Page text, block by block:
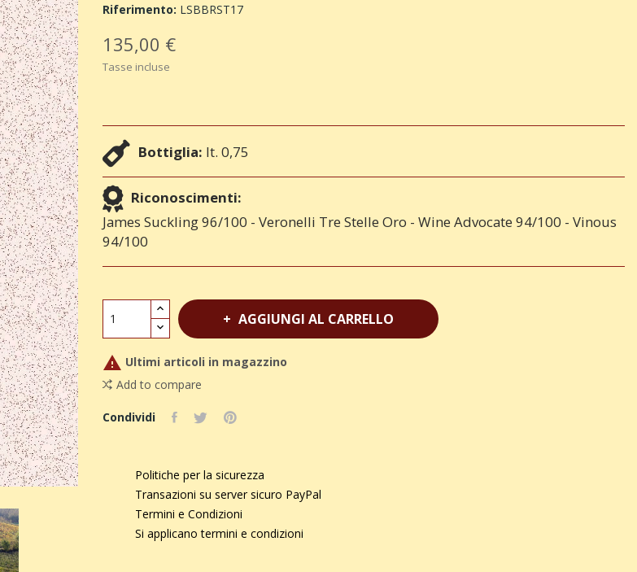
Riferimento: LSBBRST17
135,00 €
Tasse incluse
Bottiglia: lt. 0,75
Riconoscimenti:
James Suckling 96/100 - Veronelli Tre Stelle Oro - Wine Advocate 94/100 - Vinous
94/100
AGGIUNGI AL CARRELLO
 Ultimi articoli in magazzino
Add to compare
Condividi
Politiche per la sicurezza
Transazioni su server sicuro PayPal
Termini e Condizioni
Si applicano termini e condizioni